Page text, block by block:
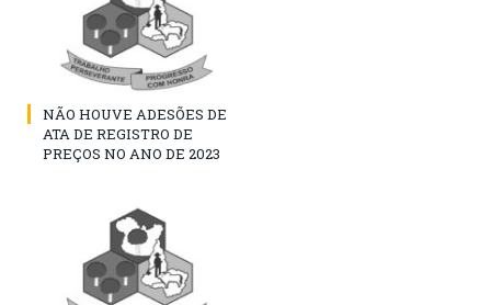
NÃO HOUVE ADESÕES DE
ATA DE REGISTRO DE
PREÇOS NO ANO DE 2023